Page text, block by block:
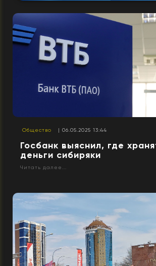
Общество | 06.05.2025 13:44
Госбанк выяснил, где
деньги сибиряки
Читать далее...